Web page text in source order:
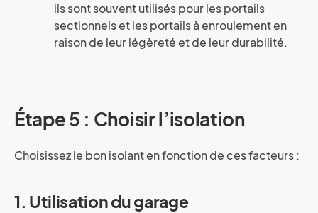
ils sont souvent utilisés pour les portails
sectionnels et les portails à enroulement en
raison de leur légèreté et de leur durabilité.
Étape 5 : Choisir l’isolation
Choisissez le bon isolant en fonction de ces facteurs :
1. Utilisation du garage